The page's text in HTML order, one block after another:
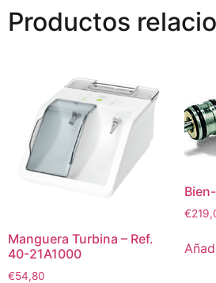
Productos
Manguera Turbina – Ref.
40-21A1000
€54,80
€